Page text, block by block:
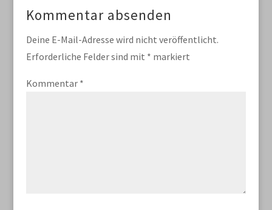
Kommentar absenden
Deine E-Mail-Adresse wird nicht veröffentlicht.
Erforderliche Felder sind mit * markiert
Kommentar *